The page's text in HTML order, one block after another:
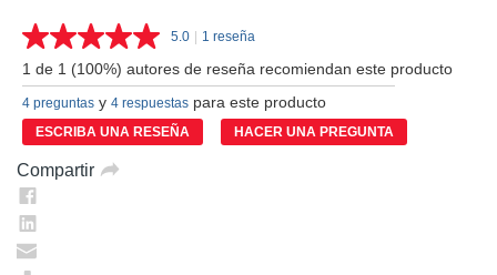
5.0 Lea
reseña.
Enlace
en
misma
| 1 reseña
1 de 1 (100%) autores de reseña recomiendan este producto
4 preguntas y 4 respuestas para este producto
ESCRIBA UNA RESEÑA HACER UNA PREGUNTA
Compartir